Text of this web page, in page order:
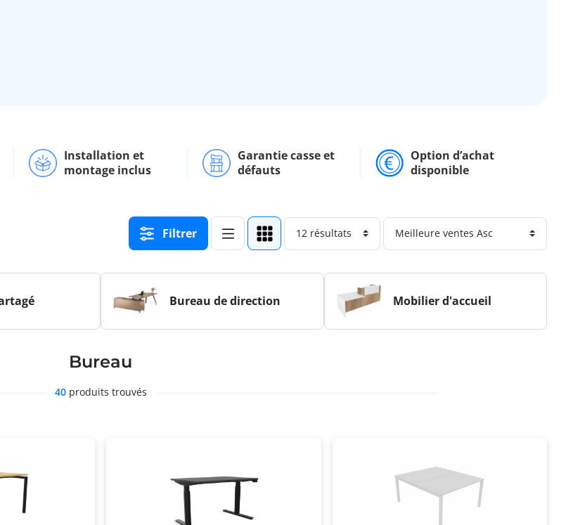
Installation et
montage inclus
Garantie casse et
défauts
Option d’achat
disponible
Filtrer
Bureau de direction Mobilier d'accueil
Bureau
40produits trouvés